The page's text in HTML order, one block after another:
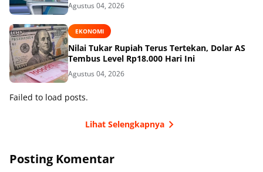
Agustus 04, 2026
EKONOMI
Nilai Tukar Rupiah Terus Tertekan, Dolar AS
Tembus Level Rp18.000 Hari Ini
Agustus 04, 2026
Failed to load posts.
Lihat Selengkapnya
Posting Komentar